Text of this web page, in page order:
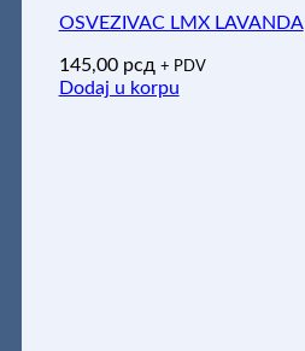
OSVEZIVAC LMX LAVANDA
145,00 рсд + PDV
Dodaj u korpu